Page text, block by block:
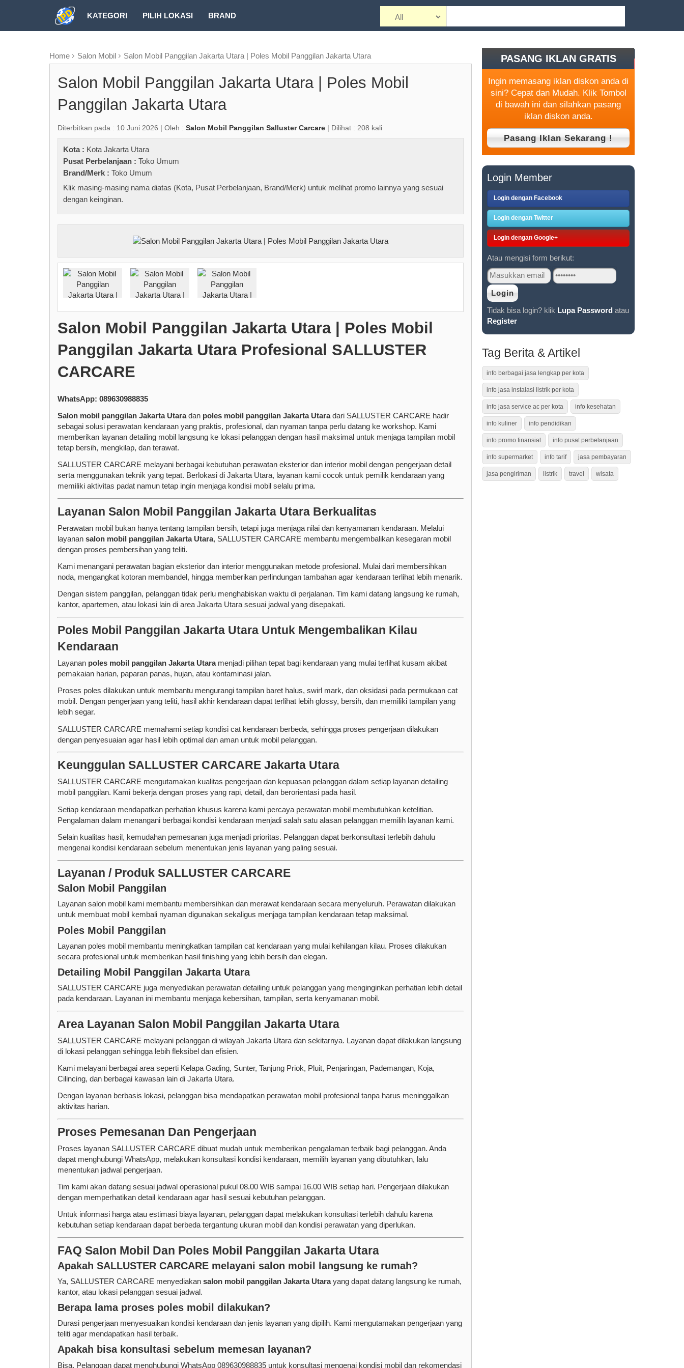
KATEGORI PILIH LOKASI BRAND
Home
Salon Mobil Salon Mobil Panggilan Jakarta Utara | Poles Mobil Panggilan Jakarta Utara
Salon Mobil Panggilan Jakarta Utara | Poles Mobil
Panggilan Jakarta Utara
Diterbitkan pada : 10 Juni 2026 | Oleh : Salon Mobil Panggilan Salluster Carcare | Dilihat : 208 kali
Kota : Kota Jakarta Utara
Pusat Perbelanjaan : Toko Umum
Brand/Merk : Toko Umum
Klik masing-masing nama diatas (Kota, Pusat Perbelanjaan, Brand/Merk) untuk melihat promo lainnya yang sesuai
dengan keinginan.
Salon Mobil Panggilan Jakarta Utara | Poles Mobil
Panggilan Jakarta Utara Profesional SALLUSTER
CARCARE
WhatsApp: 089630988835
Salon mobil panggilan Jakarta Utaradan poles mobil panggilan Jakarta Utaradari SALLUSTER CARCARE hadir
sebagai solusi perawatan kendaraan yang praktis, profesional, dan nyaman tanpa perlu datang ke workshop. Kami
memberikan layanan detailing mobil langsung ke lokasi pelanggan dengan hasil maksimal untuk menjaga tampilan mobil
tetap bersih, mengkilap, dan terawat.
SALLUSTER CARCARE melayani berbagai kebutuhan perawatan eksterior dan interior mobil dengan pengerjaan detail
serta menggunakan teknik yang tepat. Berlokasi di Jakarta Utara, layanan kami cocok untuk pemilik kendaraan yang
memiliki aktivitas padat namun tetap ingin menjaga kondisi mobil selalu prima.
Layanan Salon Mobil Panggilan Jakarta Utara Berkualitas
Perawatan mobil bukan hanya tentang tampilan bersih, tetapi juga menjaga nilai dan kenyamanan kendaraan. Melalui
layanan salon mobil panggilan Jakarta Utara, SALLUSTER CARCARE membantu mengembalikan kesegaran mobil
dengan proses pembersihan yang teliti.
Kami menangani perawatan bagian eksterior dan interior menggunakan metode profesional. Mulai dari membersihkan
noda, mengangkat kotoran membandel, hingga memberikan perlindungan tambahan agar kendaraan terlihat lebih menarik.
Dengan sistem panggilan, pelanggan tidak perlu menghabiskan waktu di perjalanan. Tim kami datang langsung ke rumah,
kantor, apartemen, atau lokasi lain di area Jakarta Utara sesuai jadwal yang disepakati.
Poles Mobil Panggilan Jakarta Utara Untuk Mengembalikan Kilau
Kendaraan
Layanan poles mobil panggilan Jakarta Utaramenjadi pilihan tepat bagi kendaraan yang mulai terlihat kusam akibat
pemakaian harian, paparan panas, hujan, atau kontaminasi jalan.
Proses poles dilakukan untuk membantu mengurangi tampilan baret halus, swirl mark, dan oksidasi pada permukaan cat
mobil. Dengan pengerjaan yang teliti, hasil akhir kendaraan dapat terlihat lebih glossy, bersih, dan memiliki tampilan yang
lebih segar.
SALLUSTER CARCARE memahami setiap kondisi cat kendaraan berbeda, sehingga proses pengerjaan dilakukan
dengan penyesuaian agar hasil lebih optimal dan aman untuk mobil pelanggan.
Keunggulan SALLUSTER CARCARE Jakarta Utara
SALLUSTER CARCARE mengutamakan kualitas pengerjaan dan kepuasan pelanggan dalam setiap layanan detailing
mobil panggilan. Kami bekerja dengan proses yang rapi, detail, dan berorientasi pada hasil.
Setiap kendaraan mendapatkan perhatian khusus karena kami percaya perawatan mobil membutuhkan ketelitian.
Pengalaman dalam menangani berbagai kondisi kendaraan menjadi salah satu alasan pelanggan memilih layanan kami.
Selain kualitas hasil, kemudahan pemesanan juga menjadi prioritas. Pelanggan dapat berkonsultasi terlebih dahulu
mengenai kondisi kendaraan sebelum menentukan jenis layanan yang paling sesuai.
Layanan / Produk SALLUSTER CARCARE
Salon Mobil Panggilan
Layanan salon mobil kami membantu membersihkan dan merawat kendaraan secara menyeluruh. Perawatan dilakukan
untuk membuat mobil kembali nyaman digunakan sekaligus menjaga tampilan kendaraan tetap maksimal.
Poles Mobil Panggilan
Layanan poles mobil membantu meningkatkan tampilan cat kendaraan yang mulai kehilangan kilau. Proses dilakukan
secara profesional untuk memberikan hasil finishing yang lebih bersih dan elegan.
Detailing Mobil Panggilan Jakarta Utara
SALLUSTER CARCARE juga menyediakan perawatan detailing untuk pelanggan yang menginginkan perhatian lebih detail
pada kendaraan. Layanan ini membantu menjaga kebersihan, tampilan, serta kenyamanan mobil.
Area Layanan Salon Mobil Panggilan Jakarta Utara
SALLUSTER CARCARE melayani pelanggan di wilayah Jakarta Utara dan sekitarnya. Layanan dapat dilakukan langsung
di lokasi pelanggan sehingga lebih fleksibel dan efisien.
Kami melayani berbagai area seperti Kelapa Gading, Sunter, Tanjung Priok, Pluit, Penjaringan, Pademangan, Koja,
Cilincing, dan berbagai kawasan lain di Jakarta Utara.
Dengan layanan berbasis lokasi, pelanggan bisa mendapatkan perawatan mobil profesional tanpa harus meninggalkan
aktivitas harian.
Proses Pemesanan Dan Pengerjaan
Proses layanan SALLUSTER CARCARE dibuat mudah untuk memberikan pengalaman terbaik bagi pelanggan. Anda
dapat menghubungi WhatsApp, melakukan konsultasi kondisi kendaraan, memilih layanan yang dibutuhkan, lalu
menentukan jadwal pengerjaan.
Tim kami akan datang sesuai jadwal operasional pukul 08.00 WIB sampai 16.00 WIB setiap hari. Pengerjaan dilakukan
dengan memperhatikan detail kendaraan agar hasil sesuai kebutuhan pelanggan.
Untuk informasi harga atau estimasi biaya layanan, pelanggan dapat melakukan konsultasi terlebih dahulu karena
kebutuhan setiap kendaraan dapat berbeda tergantung ukuran mobil dan kondisi perawatan yang diperlukan.
FAQ Salon Mobil Dan Poles Mobil Panggilan Jakarta Utara
Apakah SALLUSTER CARCARE melayani salon mobil langsung ke rumah?
Ya, SALLUSTER CARCARE menyediakan salon mobil panggilan Jakarta Utarayang dapat datang langsung ke rumah,
kantor, atau lokasi pelanggan sesuai jadwal.
Berapa lama proses poles mobil dilakukan?
Durasi pengerjaan menyesuaikan kondisi kendaraan dan jenis layanan yang dipilih. Kami mengutamakan pengerjaan yang
teliti agar mendapatkan hasil terbaik.
Apakah bisa konsultasi sebelum memesan layanan?
Bisa. Pelanggan dapat menghubungi WhatsApp 089630988835 untuk konsultasi mengenai kondisi mobil dan rekomendasi
PASANG IKLAN GRATIS
Ingin memasang iklan diskon anda di
sini? Cepat dan Mudah. Klik Tombol
di bawah ini dan silahkan pasang
iklan diskon anda.
Login Member
Login dengan Facebook
Login dengan Twitter
Login dengan Google+
Atau mengisi form berikut:
Tidak bisa login? klik Lupa Password atau
Register
Tag Berita & Artikel
info berbagai jasa lengkap per kota
info jasa instalasi listrik per kota
info jasa service ac per kota info kesehatan
info kuliner info pendidikan
info promo finansial info pusat perbelanjaan
info supermarket info tarif jasa pembayaran
jasa pengiriman listrik travel wisata